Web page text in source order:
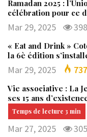
Ramadan 2025 :
célébration pour ce
Mar 29, 2025 398
« Eat and Drink »
la 6è édition
Mar 29, 2025 737
Vie associative : La
ses 15 ans
Mar 27, 2025 305